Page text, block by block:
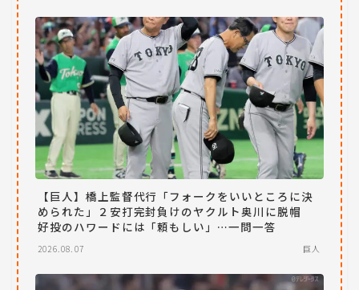
【巨人】橋上監督代行「フォークをいいところに決
められた」２安打完封負けのヤクルト奥川に脱帽
好投のハワードには「頼もしい」…一問一答
2026.08.07 巨人